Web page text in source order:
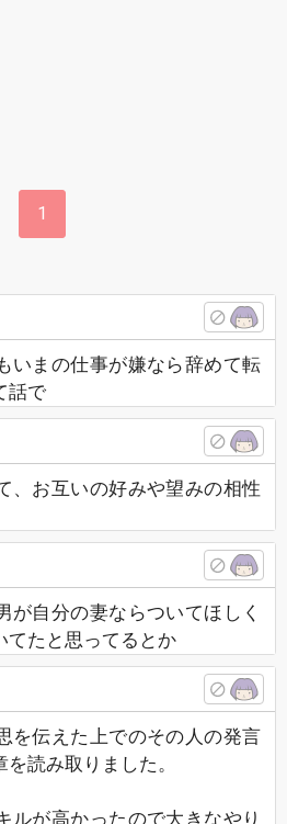
1
いまの仕事が嫌なら辞めて転
話で
、お互いの好みや望みの相性
が自分の妻ならついてほしく
てたと思ってるとか
を伝えた上でのその人の発言
読み取りました。
ルが高かったので大きなやり